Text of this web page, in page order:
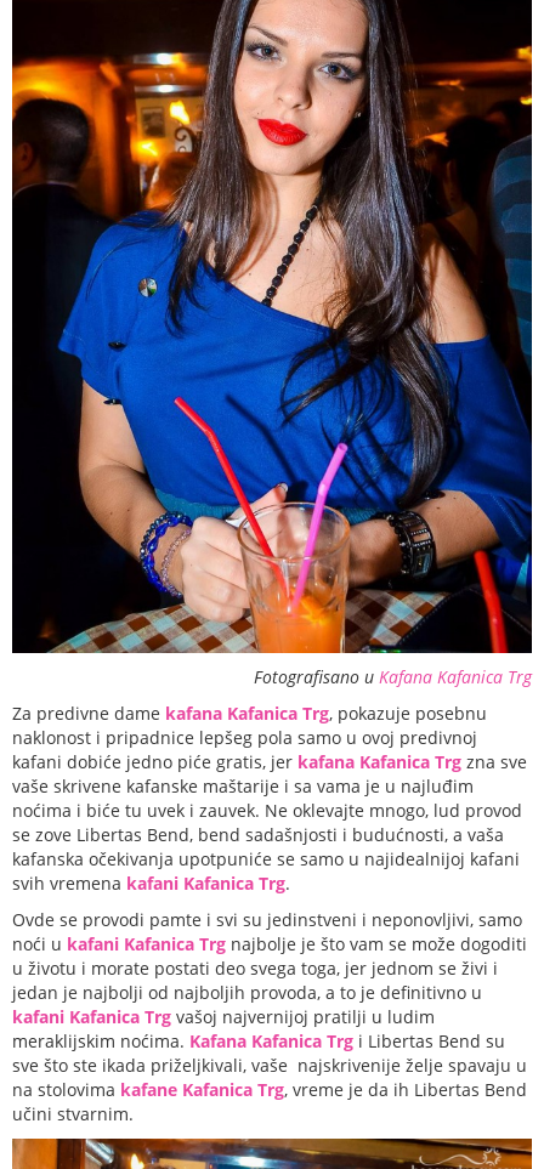
Fotografisano u Kafana Kafanica Trg
Za predivne dame kafana Kafanica Trg, pokazuje posebnu
naklonost i pripadnice lepšeg pola samo u ovoj predivnoj
kafani dobiće jedno piće gratis, jer kafana Kafanica Trg zna sve
vaše skrivene kafanske maštarije i sa vama je u najluđim
noćima i biće tu uvek i zauvek. Ne oklevajte mnogo, lud provod
se zove Libertas Bend, bend sadašnjosti i budućnosti, a vaša
kafanska očekivanja upotpuniće se samo u najidealnijoj kafani
svih vremena kafani Kafanica Trg.
Ovde se provodi pamte i svi su jedinstveni i neponovljivi, samo
noći u kafani Kafanica Trg najbolje je što vam se može dogoditi
u životu i morate postati deo svega toga, jer jednom se živi i
jedan je najbolji od najboljih provoda, a to je definitivno u
kafani Kafanica Trg vašoj najvernijoj pratilji u ludim
meraklijskim noćima. Kafana Kafanica Trg i Libertas Bend su
sve što ste ikada priželjkivali, vaše najskrivenije želje spavaju u
na stolovima kafane Kafanica Trg, vreme je da ih Libertas Bend
učini stvarnim.